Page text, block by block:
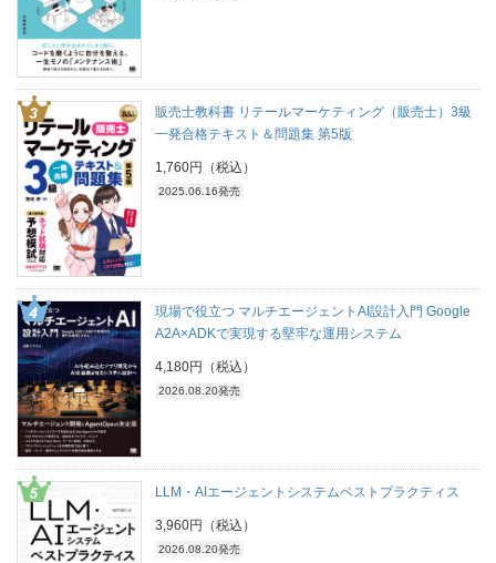
販売士教科書 リテールマーケティング（販売士）3級
一発合格テキスト＆問題集 第5版
1,760円（税込）
2025.06.16発売
現場で役立つ マルチエージェントAI設計入門 Google
A2A×ADKで実現する堅牢な運用システム
4,180円（税込）
2026.08.20発売
LLM・AIエージェントシステムベストプラクティス
3,960円（税込）
2026.08.20発売